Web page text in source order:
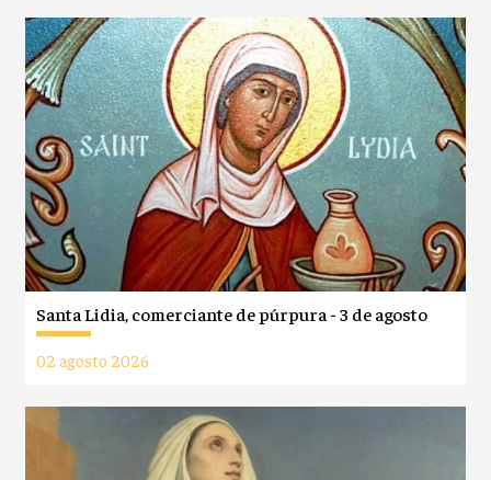
Santa Lidia, comerciante de púrpura - 3 de agosto
02 agosto 2026